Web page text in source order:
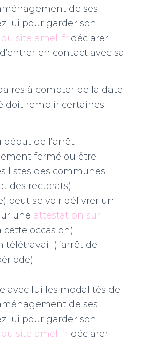
de ses
lui pour garder son
site ameli.fr déclarer
en contact avec sa
à compter de la date
doit remplir certaines
de l’arrêt ;
fermé ou être
listes des communes
des rectorats) ;
peut se voir délivrer un
une attestation sur
occasion) ;
télétravail (l’arrêt de
avec lui les modalités de
de ses
lui pour garder son
site ameli.fr déclarer